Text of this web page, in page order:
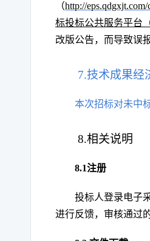
（http://
标投标公共服务平台
改版公告，而导致误
7.技术成果经
本次招标对未中
8.相关说明
8.1注册
投标人登录电子
进行反馈，审核通过